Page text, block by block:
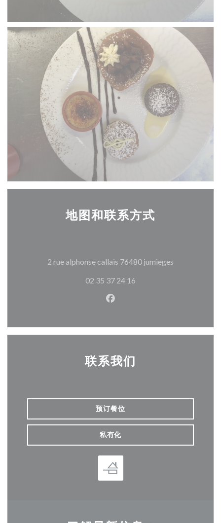
地图和联系方式
2 rue alphonse callais 76480 jumieges
02 35 37 24 16
Facebook ((在新窗口中打开
联系我们
预订餐位
私有化